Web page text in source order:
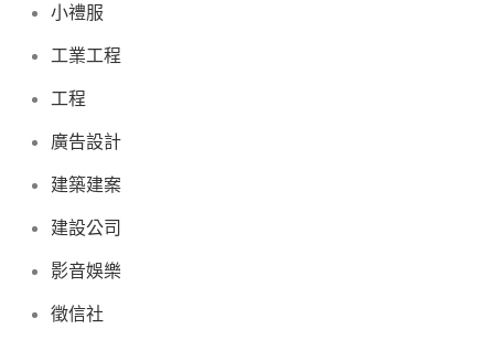
小禮服
工業工程
工程
廣告設計
建築建案
建設公司
影音娛樂
徵信社